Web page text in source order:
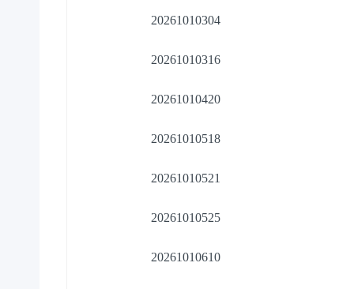
20261010304
20261010316
20261010420
20261010518
20261010521
20261010525
20261010610